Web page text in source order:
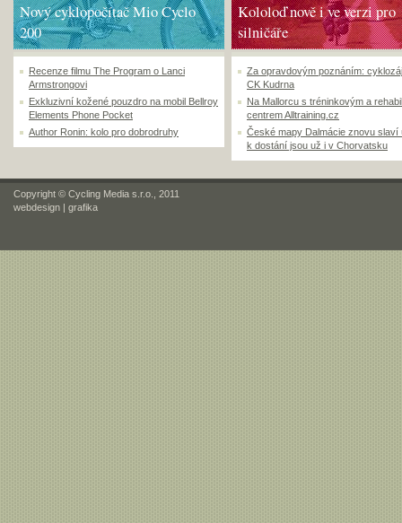
Nový cyklopočítač Mio Cyclo
200
Recenze filmu The Program o Lanci
Armstrongovi
Exkluzivní kožené pouzdro na mobil Bellroy
Elements Phone Pocket
Author Ronin: kolo pro dobrodruhy
Kololoď nově i ve verzi pro
silničáře
Za opravdovým poznáním:
CK Kudrna
Na Mallorcu s tréninkovým a
centrem Alltraining.cz
České mapy Dalmácie znovu slaví
k dostání jsou už i v Chorvatsku
Copyright © Cycling Media s.r.o., 2011
webdesign | grafika